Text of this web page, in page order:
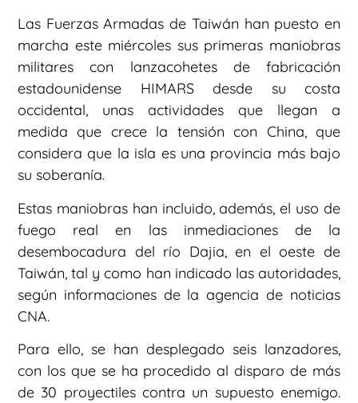
Las Fuerzas Armadas de Taiwán han puesto en
marcha este miércoles sus primeras maniobras
militares con lanzacohetes de fabricación
estadounidense HIMARS desde su costa
occidental, unas actividades que llegan a
medida que crece la tensión con China, que
considera que la isla es una provincia más bajo
su soberanía.
Estas maniobras han incluido, además, el uso de
fuego real en las inmediaciones de la
desembocadura del río Dajia, en el oeste de
Taiwán, tal y como han indicado las autoridades,
según informaciones de la agencia de noticias
CNA.
Para ello, se han desplegado seis lanzadores,
con los que se ha procedido al disparo de más
de 30 proyectiles contra un supuesto enemigo.